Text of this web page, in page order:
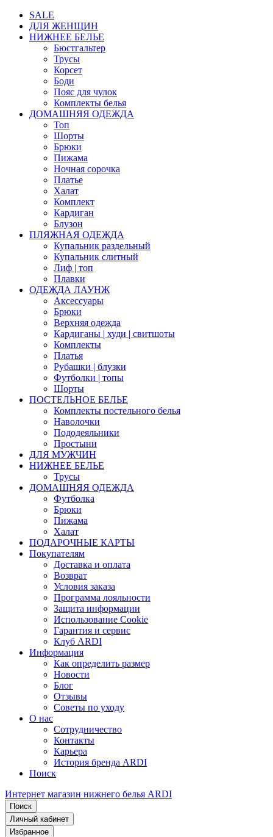
SALE
ДЛЯ ЖЕНЩИН
НИЖНЕЕ БЕЛЬЕ
Бюстгальтер
Трусы
Корсет
Боди
Пояс для чулок
Комплекты белья
ДОМАШНЯЯ ОДЕЖДА
Топ
Шорты
Брюки
Пижама
Ночная сорочка
Платье
Халат
Комплект
Кардиган
Блузон
ПЛЯЖНАЯ ОДЕЖДА
Купальник раздельный
Купальник слитный
Лиф | топ
Плавки
ОДЕЖДА ЛАУНЖ
Аксессуары
Брюки
Верхняя одежда
Кардиганы | худи | свитшоты
Комплекты
Платья
Рубашки | блузки
Футболки | топы
Шорты
ПОСТЕЛЬНОЕ БЕЛЬЕ
Комплекты постельного белья
Наволочки
Пододеяльники
Простыни
ДЛЯ МУЖЧИН
НИЖНЕЕ БЕЛЬЕ
Трусы
ДОМАШНЯЯ ОДЕЖДА
Футболка
Брюки
Пижама
Халат
ПОДАРОЧНЫЕ КАРТЫ
Покупателям
Доставка и оплата
Возврат
Условия заказа
Программа лояльности
Защита информации
Использование Cookie
Гарантия и сервис
Клуб ARDI
Информация
Как определить размер
Новости
Блог
Отзывы
Советы по уходу
О нас
Сотрудничество
Контакты
Карьера
История бренда ARDI
Поиск
Интернет магазин нижнего белья ARDI
Поиск
Личный кабинет
Избранное